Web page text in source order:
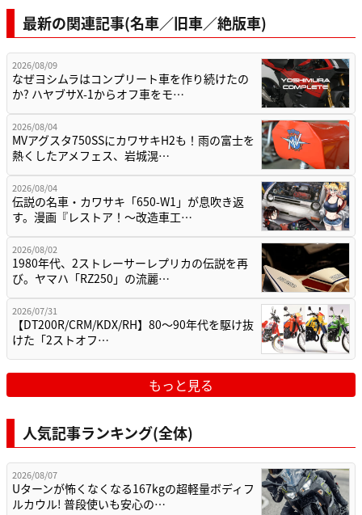
最新の関連記事(名車／旧車／絶版車)
2026/08/09
なぜヨシムラはコンプリート車を作り続けたの
か? ハヤブサX-1からオフ車をモ…
2026/08/04
MVアグスタ750SSにカワサキH2も！雨の富士を
熱くしたアメフェス、岩城滉…
2026/08/04
伝説の名車・カワサキ「650-W1」が息吹き返
す。漫画『レストア！～改造車工…
2026/08/02
1980年代、2ストレーサーレプリカの伝説を再
び。ヤマハ「RZ250」の流麗…
2026/07/31
【DT200R/CRM/KDX/RH】80〜90年代を駆け抜
けた「2ストオフ…
もっと見る
人気記事ランキング(全体)
2026/08/07
Uターンが怖くなくなる167kgの超軽量ボディフ
ルカウル! 普段使いも安心の…